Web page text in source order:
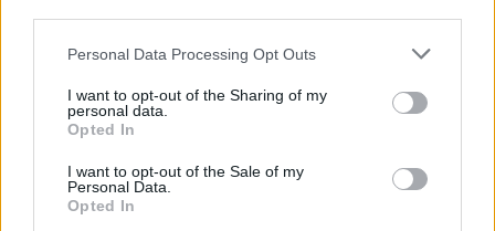
Personal Data Processing Opt Outs
I want to opt-out of the Sharing of my
personal data.
Opted In
I want to opt-out of the Sale of my
Personal Data.
Opted In